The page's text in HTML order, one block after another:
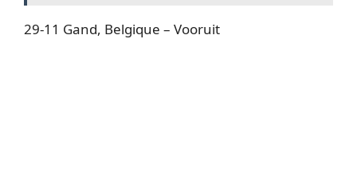
29-11 Gand, Belgique – Vooruit